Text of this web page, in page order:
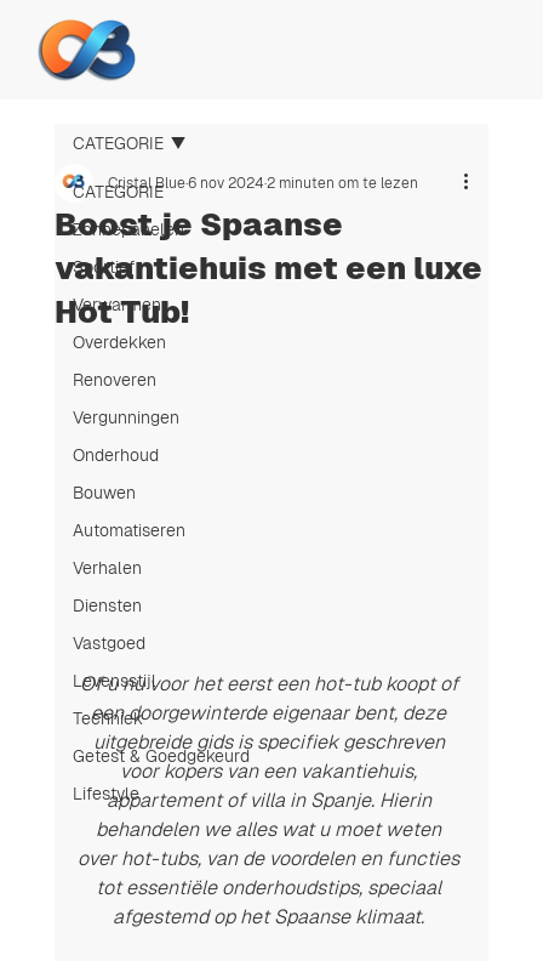
CATEGORIE
Zonnepanelen
Sportief
Verwarmen
Overdekken
Renoveren
Vergunningen
Onderhoud
Bouwen
Automatiseren
Verhalen
Diensten
Vastgoed
Levensstijl
Techniek
Getest & Goedgekeurd
Lifestyle
CATEGORIE
Boost je Spaanse
vakantiehuis met een luxe
Hot Tub!
Cristal Blue6 nov 20242 minuten om te lezen
Of u nu voor het eerst een hot-tub koopt of
een doorgewinterde eigenaar bent, deze
uitgebreide gids is specifiek geschreven
voor kopers van een vakantiehuis,
appartement of villa in Spanje. Hierin
behandelen we alles wat u moet weten
over hot-tubs, van de voordelen en functies
tot essentiële onderhoudstips, speciaal
afgestemd op het Spaanse klimaat.